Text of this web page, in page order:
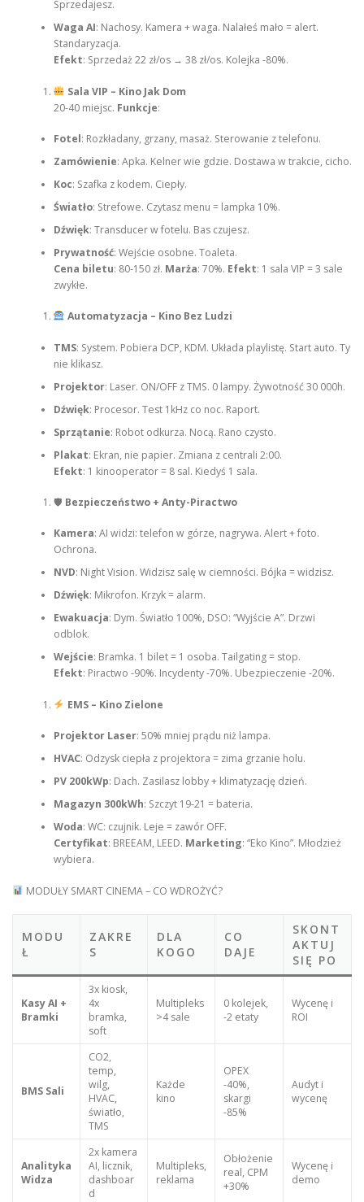
Sprzedajesz.
Waga AI: Nachosy. Kamera + waga. Nalałeś mało = alert.
Standaryzacja.
Efekt: Sprzedaż 22 zł/os → 38 zł/os. Kolejka -80%.
Sala VIP – Kino Jak Dom
20-40 miejsc. Funkcje:
Fotel: Rozkładany, grzany, masaż. Sterowanie z telefonu.
Zamówienie: Apka. Kelner wie gdzie. Dostawa w trakcie, cicho.
Koc: Szafka z kodem. Ciepły.
Światło: Strefowe. Czytasz menu = lampka 10%.
Dźwięk: Transducer w fotelu. Bas czujesz.
Prywatność: Wejście osobne. Toaleta.
Cena biletu: 80-150 zł. Marża: 70%. Efekt: 1 sala VIP = 3 sale
zwykłe.
Automatyzacja – Kino Bez Ludzi
TMS: System. Pobiera DCP, KDM. Układa playlistę. Start auto. Ty
nie klikasz.
Projektor: Laser. ON/OFF z TMS. 0 lampy. Żywotność 30 000h.
Dźwięk: Procesor. Test 1kHz co noc. Raport.
Sprzątanie: Robot odkurza. Nocą. Rano czysto.
Plakat: Ekran, nie papier. Zmiana z centrali 2:00.
Efekt: 1 kinooperator = 8 sal. Kiedyś 1 sala.
🛡 Bezpieczeństwo + Anty-Piractwo
Kamera: AI widzi: telefon w górze, nagrywa. Alert + foto.
Ochrona.
NVD: Night Vision. Widzisz salę w ciemności. Bójka = widzisz.
Dźwięk: Mikrofon. Krzyk = alarm.
Ewakuacja: Dym. Światło 100%, DSO: “Wyjście A”. Drzwi
odblok.
Wejście: Bramka. 1 bilet = 1 osoba. Tailgating = stop.
Efekt: Piractwo -90%. Incydenty -70%. Ubezpieczenie -20%.
EMS – Kino Zielone
Projektor Laser: 50% mniej prądu niż lampa.
HVAC: Odzysk ciepła z projektora = zima grzanie holu.
PV 200kWp: Dach. Zasilasz lobby + klimatyzację dzień.
Magazyn 300kWh: Szczyt 19-21 = bateria.
Woda: WC: czujnik. Leje = zawór OFF.
Certyfikat: BREEAM, LEED. Marketing: “Eko Kino”. Młodzież
wybiera.
MODUŁY SMART CINEMA – CO WDROŻYĆ?
MODU
Ł
ZAKRE
S
DLA
KOGO
CO
DAJE
SKONT
AKTUJ
SIĘ PO
Kasy AI +
Bramki
3x kiosk,
4x
bramka,
soft
Multipleks
>4 sale
0 kolejek,
-2 etaty
Wycenę i
ROI
BMS Sali
CO2,
temp,
wilg,
HVAC,
światło,
TMS
Każde
kino
OPEX
-40%,
skargi
-85%
Audyt i
wycenę
Analityka
Widza
2x kamera
AI, licznik,
dashboar
d
Multipleks,
reklama
Obłożenie
real, CPM
+30%
Wycenę i
demo